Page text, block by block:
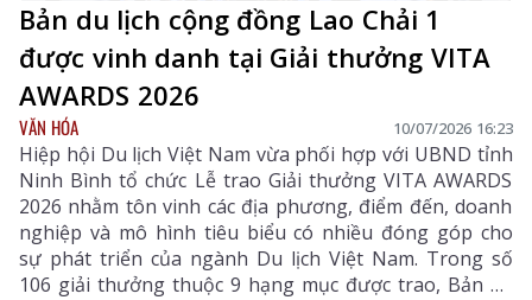
Bản du lịch cộng đồng Lao Chải 1
được vinh danh tại Giải thưởng VITA
AWARDS 2026
VĂN HÓA 10/07/2026 16:23
Hiệp hội Du lịch Việt Nam vừa phối hợp với UBND tỉnh
Ninh Bình tổ chức Lễ trao Giải thưởng VITA AWARDS
2026 nhằm tôn vinh các địa phương, điểm đến, doanh
nghiệp và mô hình tiêu biểu có nhiều đóng góp cho
sự phát triển của ngành Du lịch Việt Nam. Trong số
106 giải thưởng thuộc 9 hạng mục được trao, Bản du